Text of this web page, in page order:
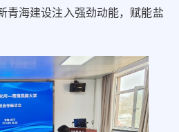
青海建设注入强劲动能，赋能盐